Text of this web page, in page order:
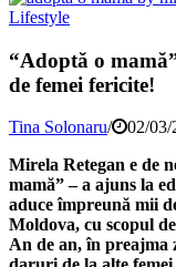
Lifestyle
“Adoptă o
de femei fericite!
Tina Solonaru/ 02/03/
Mirela Retegan e de
mamă” – a ajuns la
aduce împreună mii
Moldova, cu scopul
An de an, în preajma